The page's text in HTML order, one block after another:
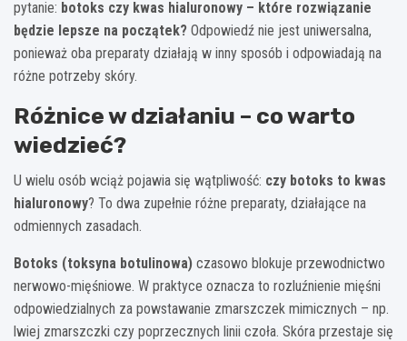
pytanie: botoks czy kwas hialuronowy – które rozwiązanie
będzie lepsze na początek? Odpowiedź nie jest uniwersalna,
ponieważ oba preparaty działają w inny sposób i odpowiadają na
różne potrzeby skóry.
Różnice w działaniu – co warto
wiedzieć?
U wielu osób wciąż pojawia się wątpliwość: czy botoks to kwas
hialuronowy? To dwa zupełnie różne preparaty, działające na
odmiennych zasadach.
Botoks (toksyna botulinowa) czasowo blokuje przewodnictwo
nerwowo-mięśniowe. W praktyce oznacza to rozluźnienie mięśni
odpowiedzialnych za powstawanie zmarszczek mimicznych – np.
lwiej zmarszczki czy poprzecznych linii czoła. Skóra przestaje się